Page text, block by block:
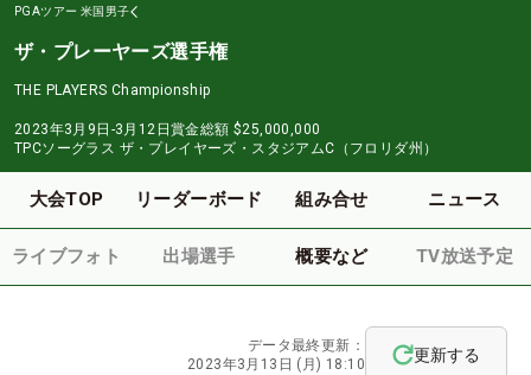
PGAツアー 米国男子
ザ・プレーヤーズ選手権
THE PLAYERS Championship
2023年3月9日-3月12日賞金総額 $25,000,000
TPCソーグラス ザ・プレイヤーズ・スタジアムC（フロリダ州）
大会TOP リーダーボード 組み合せ ニュース
ライブフォト 出場選手 概要など TV放送予定
データ最終更新：
2023年3月13日 (月) 18:10
更新する